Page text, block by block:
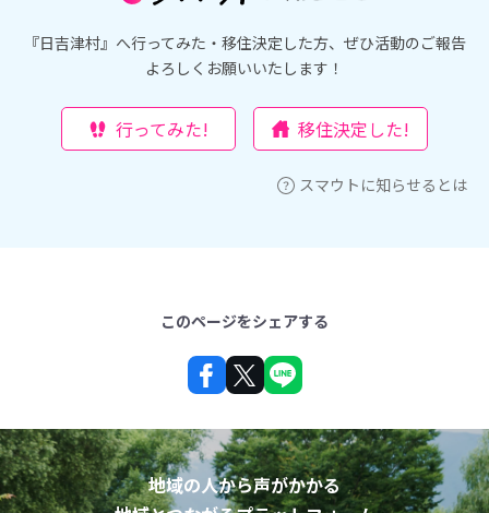
『日吉津村』へ行ってみた・移住決定した方、ぜひ活動のご報告
よろしくお願いいたします！
行ってみた! 移住決定した!
スマウトに知らせるとは
このページをシェアする
地域の人から声がかかる